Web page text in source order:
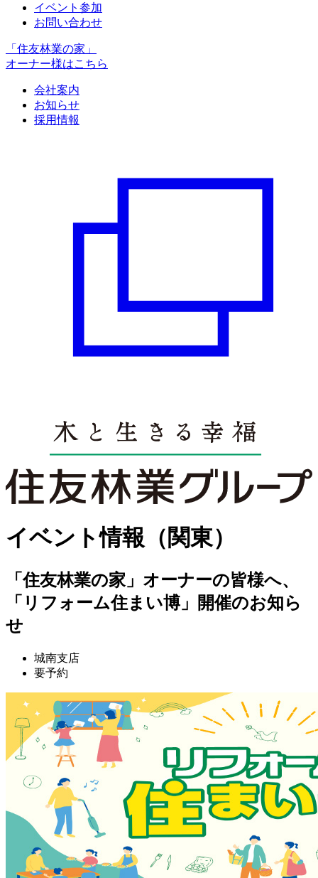
イベント参加
お問い合わせ
「住友林業の家」
オーナー様はこちら
会社案内
お知らせ
採用情報
イベント情報（関東）
「住友林業の家」オーナーの皆様へ、
「リフォーム住まい博」開催のお知ら
せ
城南支店
要予約